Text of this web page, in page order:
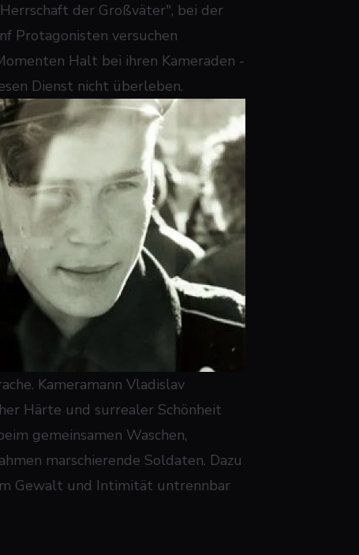
der Großväter", bei der
Protagonisten versuchen
Halt bei ihren Kameraden -
Dienst nicht überleben.
Kameramann Vladislav
Härte und surrealer Schönheit
gemeinsamen Waschen,
marschierende Soldaten. Dazu
Gewalt und Intimität untrennbar